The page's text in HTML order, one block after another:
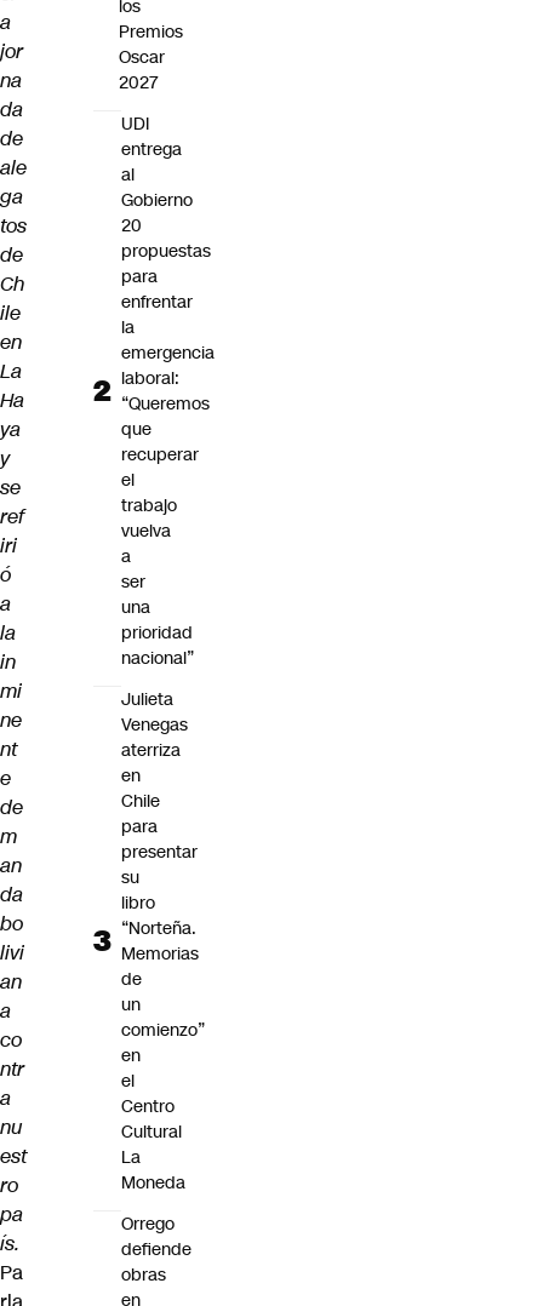
a
jor
na
da
de
ale
ga
tos
de
Ch
ile
en
La
Ha
ya
y
se
ref
iri
ó
a
la
in
mi
ne
nt
e
de
m
an
da
bo
livi
an
a
co
ntr
a
nu
est
ro
pa
ís.
Pa
los
Premios
Oscar
2027
UDI
entrega
al
Gobierno
20
propuestas
para
enfrentar
la
emergencia
laboral:
“Queremos
que
recuperar
el
trabajo
vuelva
a
ser
una
prioridad
nacional”
Julieta
Venegas
aterriza
en
Chile
para
presentar
su
libro
“Norteña.
Memorias
de
un
comienzo”
en
el
Centro
Cultural
La
Moneda
Orrego
defiende
obras
en